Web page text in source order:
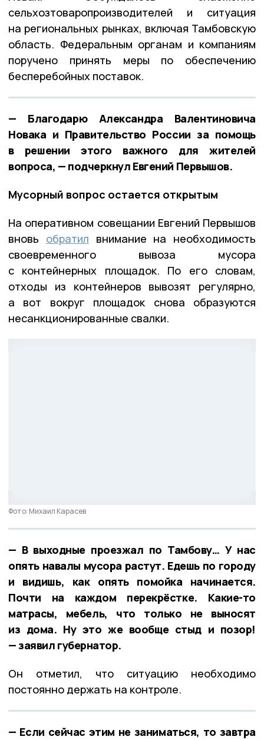
сельхозтоваропроизводителей и ситуация
на региональных рынках, включая Тамбовскую
область. Федеральным органам и компаниям
поручено принять меры по обеспечению
бесперебойных поставок.
— Благодарю Александра Валентиновича
Новака и Правительство России за помощь
в решении этого важного для жителей
вопроса, — подчеркнул Евгений Первышов.
Мусорный вопрос остается открытым
На оперативном совещании Евгений Первышов
вновь обратил внимание на необходимость
своевременного вывоза мусора
с контейнерных площадок. По его словам,
отходы из контейнеров вывозят регулярно,
а вот вокруг площадок снова образуются
несанкционированные свалки.
Фото: Михаил Карасев
— В выходные проезжал по Тамбову… У нас
опять навалы мусора растут. Едешь по городу
и видишь, как опять помойка начинается.
Почти на каждом перекрёстке. Какие-то
матрасы, мебель, что только не выносят
из дома. Ну это же вообще стыд и позор!
— заявил губернатор.
Он отметил, что ситуацию необходимо
постоянно держать на контроле.
— Если сейчас этим не заниматься, то завтра